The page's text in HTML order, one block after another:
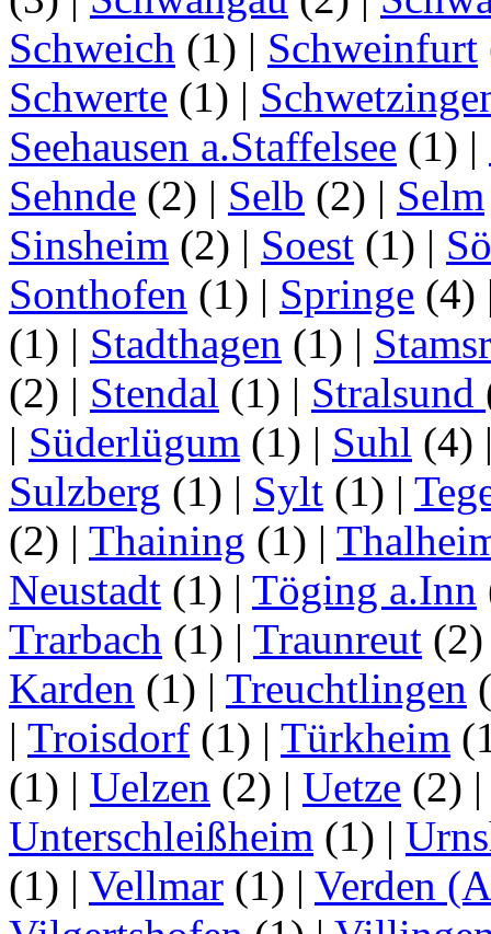
Schweich (1) | Schweinfurt
Schwerte (1) |
Seehausen a.Staffelsee (1) |
Sehnde (2) | Selb (2) | Selm
Sinsheim (2) | Soest (1) |
Sonthofen (1) | Springe (4)
(1) | Stadthagen (1) |
(2) | Stendal (1) | Stralsund
| Süderlügum (1) | Suhl (4)
Sulzberg (1) | Sylt (1) |
(2) | Thaining (1) |
Neustadt (1) | Töging a.Inn
Trarbach (1) | Traunreut
Karden (1) | Treuchtlingen
| Troisdorf (1) | Türkheim
(1) | Uelzen (2) | Uetze (2)
Unterschleißheim (1) |
(1) | Vellmar (1) | Verden